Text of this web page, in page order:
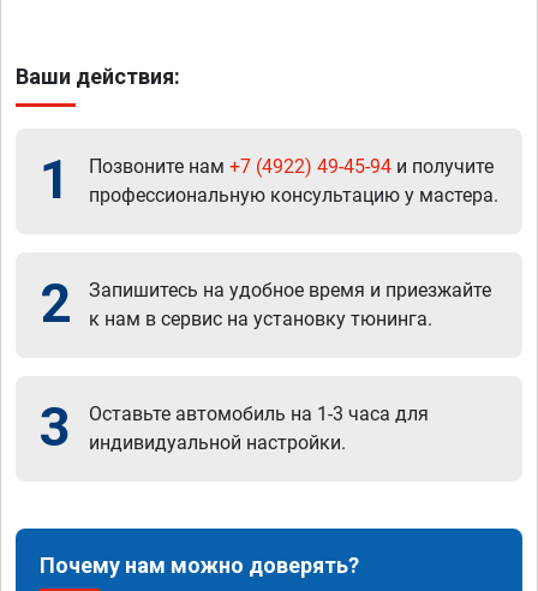
Ваши действия:
1 Позвоните нам +7 (4922) 49-45-94 и получите
профессиональную консультацию у мастера.
2
Запишитесь на удобное время и приезжайте
к нам в сервис на установку тюнинга.
3
Оставьте автомобиль на 1-3 часа для
индивидуальной настройки.
Почему нам можно доверять?